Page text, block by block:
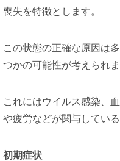
喪失を特徴とします。
この状態の正確な原因は
つかの可能性が考えられま
これにはウイルス感染、
や疲労などが関与してい
初期症状